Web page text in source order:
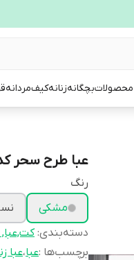
بچگانهزنانهکیفمردانه
عبا طرح سحر کد
رنگ
مشکی
دسته‌بندی:
برچسب‌ها :عبا،عبا